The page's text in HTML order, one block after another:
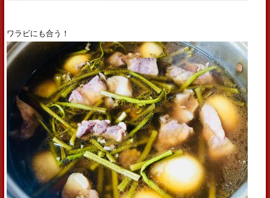
ワラビにも合う！